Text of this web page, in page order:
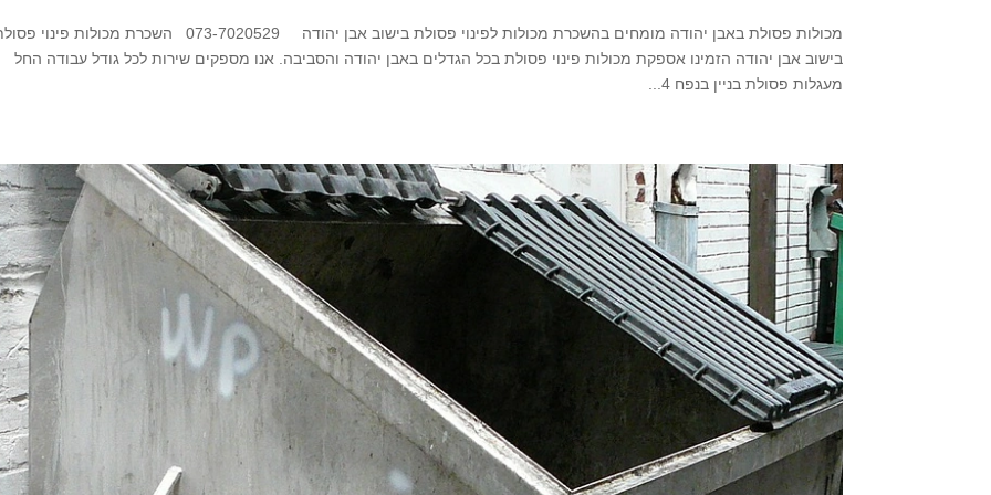
מכולות פסולת באבן יהודה מומחים בהשכרת מכולות לפינוי פסולת בישוב אבן יהודה 073-7020529 השכרת מכולות פינוי
בישוב אבן יהודה הזמינו אספקת מכולות פינוי פסולת בכל הגדלים באבן יהודה והסביבה. אנו מספקים שירות לכל גודל עבודה החל
מעגלות פסולת בניין בנפח 4...